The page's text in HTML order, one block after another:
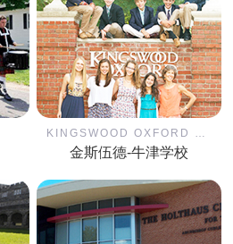
KINGSWOOD OXFORD SCHOOL
金斯伍德-牛津学校